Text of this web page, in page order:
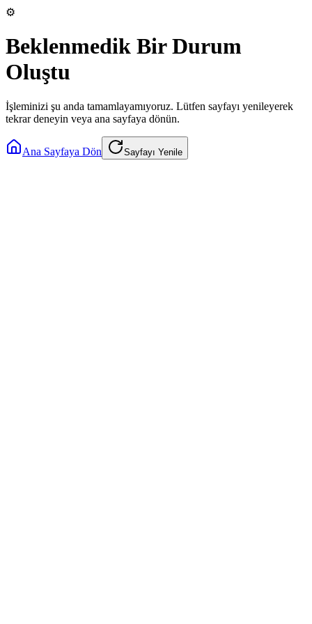
⚙️
Beklenmedik Bir Durum
Oluştu
İşleminizi şu anda tamamlayamıyoruz. Lütfen sayfayı yenileyerek
tekrar deneyin veya ana sayfaya dönün.
Ana Sayfaya Dön Sayfayı Yenile